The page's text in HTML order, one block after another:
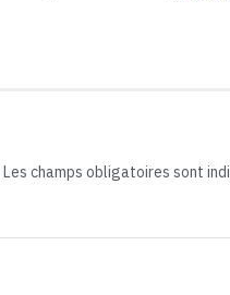
Les champs obligatoires sont